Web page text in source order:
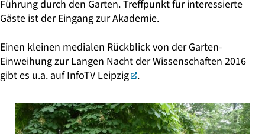
Führung durch den Garten. Treffpunkt für interessierte
Gäste ist der Eingang zur Akademie.
Einen kleinen medialen Rückblick von der Garten-
Einweihung zur Langen Nacht der Wissenschaften 2016
gibt es u.a. aufInfoTV Leipzig .